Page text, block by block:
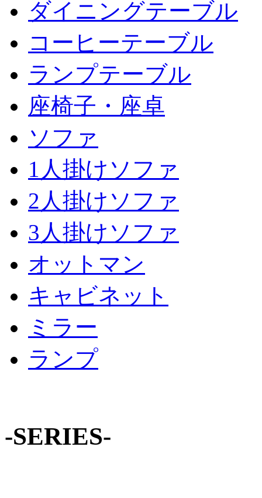
ダイニングテーブル
コーヒーテーブル
ランプテーブル
座椅子・座卓
ソファ
1人掛けソファ
2人掛けソファ
3人掛けソファ
オットマン
キャビネット
ミラー
ランプ
-SERIES-